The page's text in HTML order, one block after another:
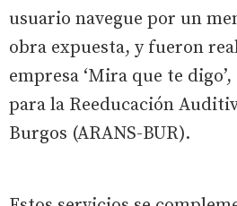
usuario navegue por un
obra expuesta, y fueron
empresa ‘Mira que te
para la Reeducación
Burgos (ARANS-BUR).